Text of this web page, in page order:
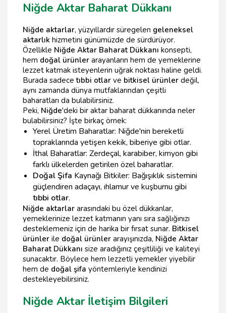
Niğde Aktar Baharat Dükkanı
Niğde aktarlar, yüzyıllardır süregelen geleneksel
aktarlık hizmetini günümüzde de sürdürüyor.
Özellikle Niğde Aktar Baharat Dükkanı konsepti,
hem doğal ürünler arayanların hem de yemeklerine
lezzet katmak isteyenlerin uğrak noktası haline geldi.
Burada sadecetıbbi otlar ve bitkisel ürünler değil,
aynı zamanda dünya mutfaklarından çeşitli
baharatları da bulabilirsiniz.
Peki, Niğde'deki bir aktar baharat dükkanında neler
bulabilirsiniz? İşte birkaç örnek:
Yerel Üretim Baharatlar: Niğde'nin bereketli
topraklarında yetişen kekik, biberiye gibi otlar.
İthal Baharatlar: Zerdeçal, karabiber, kimyon gibi
farklı ülkelerden getirilen özel baharatlar.
Doğal Şifa Kaynağı Bitkiler: Bağışıklık sistemini
güçlendiren adaçayı, ıhlamur ve kuşburnu gibi
tıbbi otlar.
Niğde aktarlar arasındaki bu özel dükkanlar,
yemeklerinize lezzet katmanın yanı sıra sağlığınızı
desteklemeniz için de harika bir fırsat sunar. Bitkisel
ürünler ile doğal ürünler arayışınızda, Niğde Aktar
Baharat Dükkanı size aradığınız çeşitliliği ve kaliteyi
sunacaktır. Böylece hem lezzetli yemekler yiyebilir
hem de doğal şifa yöntemleriyle kendinizi
destekleyebilirsiniz.
Niğde Aktar İletişim Bilgileri